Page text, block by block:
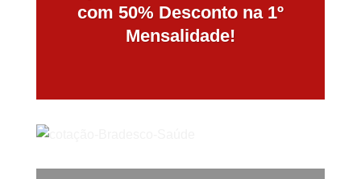
com 50% Desconto na 1º
Mensalidade!